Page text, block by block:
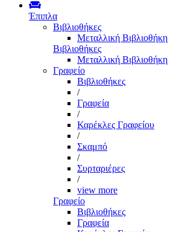
Έπιπλα
Βιβλιοθήκες
Μεταλλική Βιβλιοθήκη
Βιβλιοθήκες
Μεταλλική Βιβλιοθήκη
Γραφείο
Βιβλιοθήκες
/
Γραφεία
/
Καρέκλες Γραφείου
/
Σκαμπό
/
Συρταριέρες
/
view more
Γραφείο
Βιβλιοθήκες
Γραφεία